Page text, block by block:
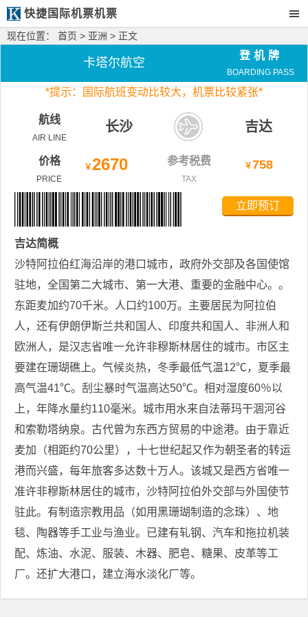
快捷国际机票机票
现在位置： 首页 > 亚洲 > 正文
卡塔尔航空
登机牌
BOARDING PASS
*提示：国际航班变动比较大， 机票比较紧张*
航线
AIR LINE
长沙 吉达
价格
PRICE
￥2670 参考税费
TAX
￥758
立即预订
吉达简概
沙特阿拉伯红海沿岸的港口城市，政府外交部及各国使馆
驻地，全国第二大城市、第一大港、重要的金融中心。。
东距麦加约70千米。人口约100万。主要居民为阿拉伯
人，还有伊朗伊斯兰共和国人、印度共和国人、非洲人和
欧洲人，是汉志省唯一允许非穆斯林居住的城市。市区主
要建在珊瑚礁上。气候炎热，冬季最低气温12℃，夏季最
高气温41℃。刮尘暴时气温高达50℃。相对湿度60％以
上，年降水量约110毫米。城市用水来自法蒂玛干涸河谷
和索勒塔纳泉。古代曾为东西方贸易的中途港。由于靠近
麦加（相距约70公里），十七世纪起又作为朝圣者的转运
港而兴盛，每年旅客多达数十万人。该城又是西方省唯一
准许非穆斯林居住的城市，沙特阿拉伯外交部与外国使节
驻此。有制造宗教用品（如用黑珊瑚制造的念珠）、地
毯、陶器等手工业与渔业。已建有轧钢、汽车和拖拉机装
配、炼油、水泥、服装、木器、肥皂、糖果、皮革等工
厂。还扩大港口，建立海水淡化厂等。